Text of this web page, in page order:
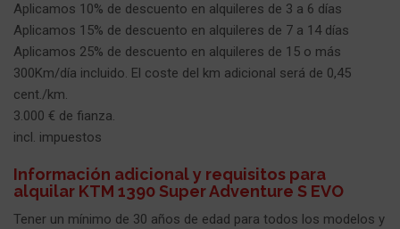
Aplicamos 10% de descuento en alquileres de 3 a 6 días
Aplicamos 15% de descuento en alquileres de 7 a 14 días
Aplicamos 25% de descuento en alquileres de 15 o más
300Km/día incluido. El coste del km adicional será de 0,45
cent./km.
3.000 € de fianza.
incl. impuestos
Información adicional y requisitos para
alquilar KTM 1390 Super Adventure S EVO
Tener un mínimo de 30 años de edad para todos los modelos y